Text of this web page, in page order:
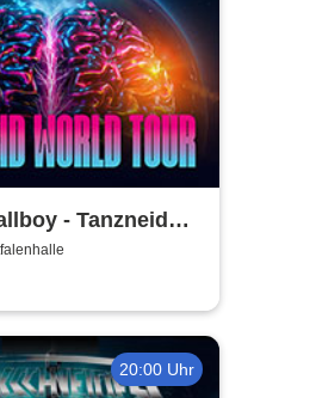
- Tanzneid
20:00 Uhr